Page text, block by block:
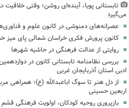
تابستانی پویا، آینده‌ای روشن؛ وقتی
می‌گیرد
عصرانه‌های دمنوشی در کانون علوم و
کانون پرورش فکری خراسان شمالی پای
روایتی از عدالت فرهنگی در حاشیه شهرها
بررسی نظامنامه تابستانی کانون در
ادبی استان آذربایجان غربی
از دل هنر تا سوگ اباعبدالله (ع)؛ همراهی
اربعین حسینی
بازپروری روحیه کودکان، اولویت فرهنگی قشم